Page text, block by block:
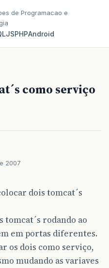
de Programacao e
JSPHPAndroid
como serviço
2007
dois tomcat´s
tomcat´s rodando ao
em portas diferentes.
os dois como serviço,
mudando as variaves